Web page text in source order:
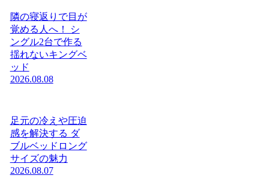
隣の寝返りで目が
覚める人へ！ シ
ングル2台で作る
揺れないキングベ
ッド
2026.08.08
足元の冷えや圧迫
感を解決する ダ
ブルベッドロング
サイズの魅力
2026.08.07